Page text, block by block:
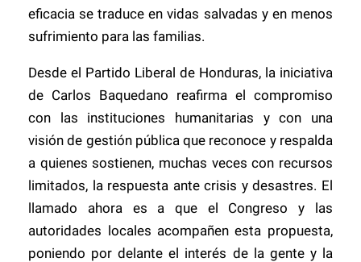
eficacia se traduce en vidas salvadas y en menos
sufrimiento para las familias.
Desde el Partido Liberal de Honduras, la iniciativa
de Carlos Baquedano reafirma el compromiso
con las instituciones humanitarias y con una
visión de gestión pública que reconoce y respalda
a quienes sostienen, muchas veces con recursos
limitados, la respuesta ante crisis y desastres. El
llamado ahora es a que el Congreso y las
autoridades locales acompañen esta propuesta,
poniendo por delante el interés de la gente y la